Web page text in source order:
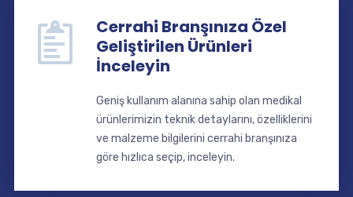
Cerrahi Branşınıza Özel
Geliştirilen Ürünleri
İnceleyin
Geniş kullanım alanına sahip olan medikal
ürünlerimizin teknik detaylarını, özelliklerini
ve malzeme bilgilerini cerrahi branşınıza
göre hızlıca seçip, inceleyin.